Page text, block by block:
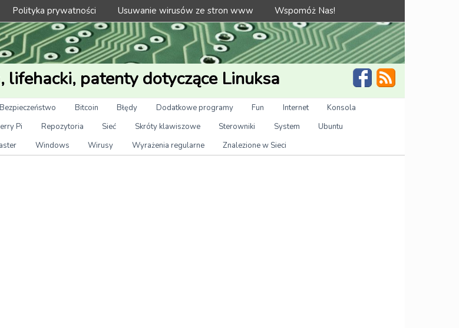
Polityka prywatności Usuwanie wirusów ze stron www Wspomóż Nas!
patenty dotyczące Linuksa
Bezpieczeństwo Bitcoin Błędy Dodatkowe programy Fun Internet
Konsola
Pi Repozytoria Sieć Skróty klawiszowe Sterowniki System
Ubuntu
Windows Wirusy Wyrażenia regularne Znalezione w Sieci